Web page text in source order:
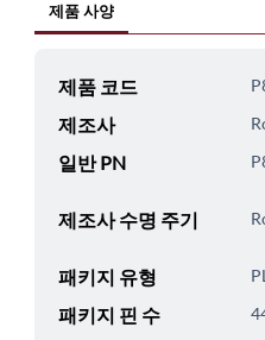
제품 사양
제품 코드
제조사
일반 PN
제조사 수명 주기
패키지 유형
패키지 핀 수